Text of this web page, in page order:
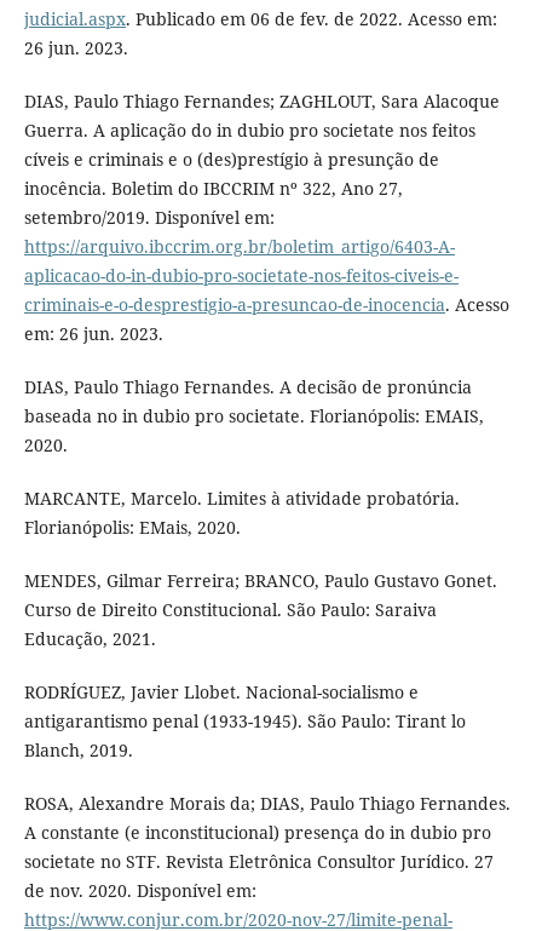
judicial.aspx. Publicado em 06 de fev. de 2022. Acesso em:
26 jun. 2023.
DIAS, Paulo Thiago Fernandes; ZAGHLOUT, Sara Alacoque
Guerra. A aplicação do in dubio pro societate nos feitos
cíveis e criminais e o (des)prestígio à presunção de
inocência. Boletim do IBCCRIM nº 322, Ano 27,
setembro/2019. Disponível em:
https://arquivo.ibccrim.org.br/boletim_artigo/6403-A-
aplicacao-do-in-dubio-pro-societate-nos-feitos-civeis-e-
criminais-e-o-desprestigio-a-presuncao-de-inocencia. Acesso
em: 26 jun. 2023.
DIAS, Paulo Thiago Fernandes. A decisão de pronúncia
baseada no in dubio pro societate. Florianópolis: EMAIS,
2020.
MARCANTE, Marcelo. Limites à atividade probatória.
Florianópolis: EMais, 2020.
MENDES, Gilmar Ferreira; BRANCO, Paulo Gustavo Gonet.
Curso de Direito Constitucional. São Paulo: Saraiva
Educação, 2021.
RODRÍGUEZ, Javier Llobet. Nacional-socialismo e
antigarantismo penal (1933-1945). São Paulo: Tirant lo
Blanch, 2019.
ROSA, Alexandre Morais da; DIAS, Paulo Thiago Fernandes.
A constante (e inconstitucional) presença do in dubio pro
societate no STF. Revista Eletrônica Consultor Jurídico. 27
de nov. 2020. Disponível em:
https://www.conjur.com.br/2020-nov-27/limite-penal-